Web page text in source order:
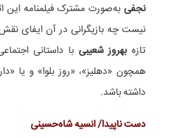
نجفی به‌صورت مشترک فیلمنامه این
نیست چه بازیگرانی در آن ایفای
تازهبهروز شعیبی با داستانی
همچون «دهلیز»، «روز بلوا» و یا
داشته باشد.
دست ناپیدا/ انسیه شاه‌حسینی